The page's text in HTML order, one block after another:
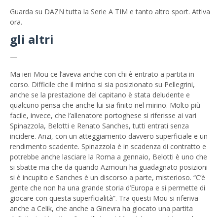
Guarda su DAZN tutta la Serie A TIM e tanto altro sport. Attiva
ora.
gli altri
—
Ma ieri Mou ce l’aveva anche con chi è entrato a partita in
corso. Difficile che il mirino si sia posizionato su Pellegrini,
anche se la prestazione del capitano è stata deludente e
qualcuno pensa che anche lui sia finito nel mirino. Molto più
facile, invece, che l’allenatore portoghese si riferisse ai vari
Spinazzola, Belotti e Renato Sanches, tutti entrati senza
incidere. Anzi, con un atteggiamento davvero superficiale e un
rendimento scadente. Spinazzola è in scadenza di contratto e
potrebbe anche lasciare la Roma a gennaio, Belotti è uno che
si sbatte ma che da quando Azmoun ha guadagnato posizioni
si è incupito e Sanches è un discorso a parte, misterioso. “C’è
gente che non ha una grande storia d’Europa e si permette di
giocare con questa superficialità”. Tra questi Mou si riferiva
anche a Celik, che anche a Ginevra ha giocato una partita